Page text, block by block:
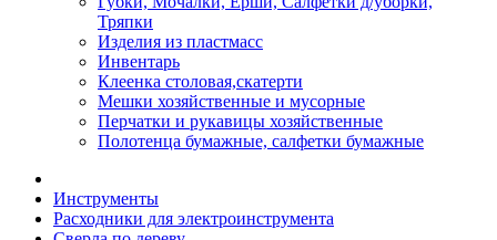
Тряпки
Изделия из пластмасс
Инвентарь
Клеенка столовая,скатерти
Мешки хозяйственные и мусорные
Перчатки и рукавицы хозяйственные
Полотенца бумажные, салфетки бумажные
Инструменты
Расходники для электроинструмента